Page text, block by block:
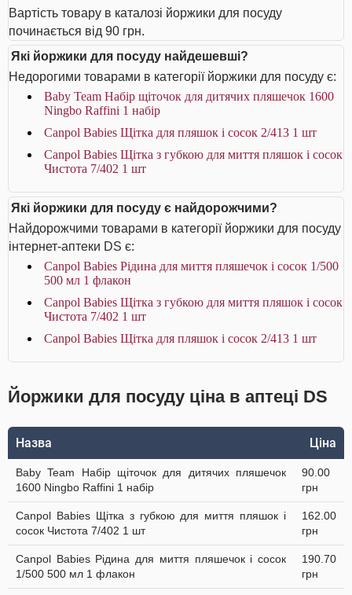
Вартість товару в каталозі йоржики для посуду
починається від 90 грн.
Які йоржики для посуду найдешевші?
Недорогими товарами в категорії йоржики для посуду є:
Baby Team Набір щіточок для дитячих пляшечок 1600
Ningbo Raffini 1 набір
Canpol Babies Щітка для пляшок і сосок 2/413 1 шт
Canpol Babies Щітка з губкою для миття пляшок і сосок
Чистота 7/402 1 шт
Які йоржики для посуду є найдорожчими?
Найдорожчими товарами в категорії йоржики для посуду
інтернет-аптеки DS є:
Canpol Babies Рідина для миття пляшечок і сосок 1/500
500 мл 1 флакон
Canpol Babies Щітка з губкою для миття пляшок і сосок
Чистота 7/402 1 шт
Canpol Babies Щітка для пляшок і сосок 2/413 1 шт
Йоржики для посуду ціна в аптеці DS
Назва Ціна
Baby Team Набір щіточок для дитячих пляшечок
1600 Ningbo Raffini 1 набір
90.00
грн
Canpol Babies Щітка з губкою для миття пляшок і
сосок Чистота 7/402 1 шт
162.00
грн
Canpol Babies Рідина для миття пляшечок і сосок
1/500 500 мл 1 флакон
190.70
грн